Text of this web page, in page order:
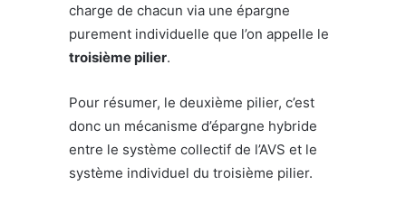
charge de chacun via une épargne
purement individuelle que l’on appelle le
troisième pilier.
Pour résumer, le deuxième pilier, c’est
donc un mécanisme d’épargne hybride
entre le système collectif de l’AVS et le
système individuel du troisième pilier.